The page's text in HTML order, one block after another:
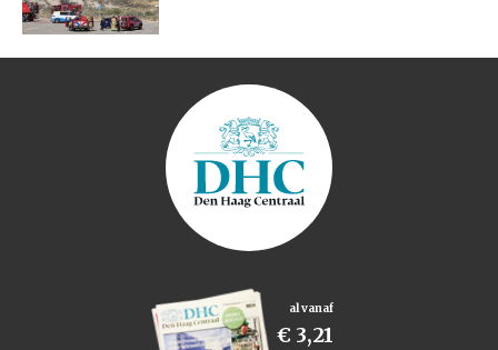
al vanaf
€ 3,21